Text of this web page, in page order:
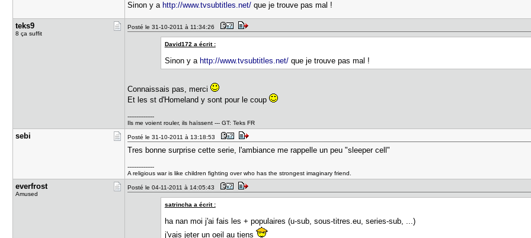
Sinon y a http://www.tvsubtitles.net/ que je trouve pas mal !
teks9
8 ça suffit
Posté le 31-10-2011 à 11:34:26
David172 a écrit :
Sinon y a http://www.tvsubtitles.net/que je trouve pas mal !
Connaissais pas, merci
Et les st d'Homeland y sont pour le coup
---------------
Ils me voient rouler, ils haïssent --- GT: Teks FR
sebi Posté le 31-10-2011 à 13:18:53
Tres bonne surprise cette serie, l'ambiance me rappelle un peu "sleeper cell"
---------------
A religious war is like children fighting over who has the strongest imaginary friend.
everfrost
Amused
Posté le 04-11-2011 à 14:05:43
satrincha a écrit :
ha nan moi j'ai fais les + populaires (u-sub, sous-titres.eu, series-sub, ...)
j'vais jeter un oeil au tiens